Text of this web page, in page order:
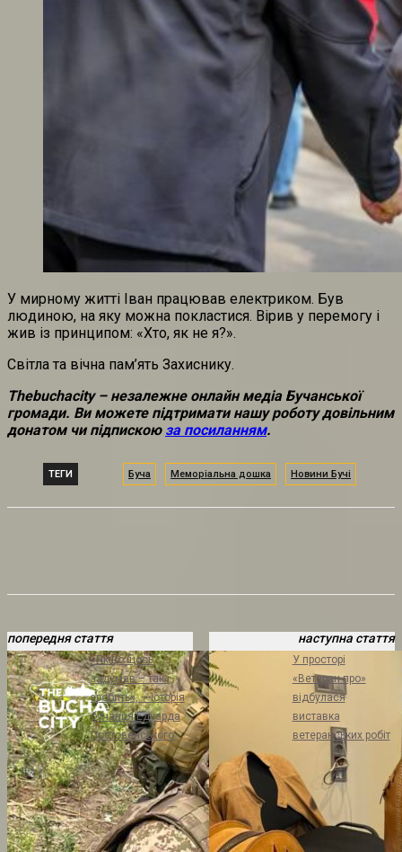
У мирному житті Іван працював електриком. Був
людиною, на яку можна покластися. Вірив у перемогу і
жив із принципом: «Хто, як не я?».
Світла та вічна пам’ять Захиснику.
Thebuchacity – незалежне онлайн медіа Бучанської
громади. Ви можете підтримати нашу роботу довільним
донатом чи підпискою за посиланням.
ТЕГИ Буча Меморіальна дошка Новини Бучі
попередня стаття
«Якщо щось
задумав – так і
зробить», – історія
бучанця Едуарда
Постовенського
наступна стаття
У просторі
«Ветеран про»
відбулася
виставка
ветеранських робіт